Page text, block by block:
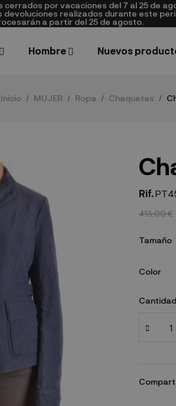
cerrados por vacaciones del 7 al 25 de
devoluciones realizados durante este
a partir del 25 de agosto.
Hombre Nuevos
Inicio MUJER Ropa Chaquetas
Rif.
413,00 €
Tamaño
Color
Cantidad